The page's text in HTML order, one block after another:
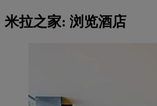
米拉之家: 浏览酒店